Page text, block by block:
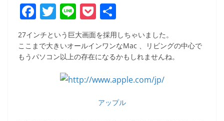
F
a
c
e
T
w
itt
er
Li
n
e
P
o
ck
et
有
27インチという巨大画面を採用しちゃいました。
ここまで大きいオールインワンなMac 、リビングの中心で
もうパソコン以上の存在になるかもしれませんね。
アップル